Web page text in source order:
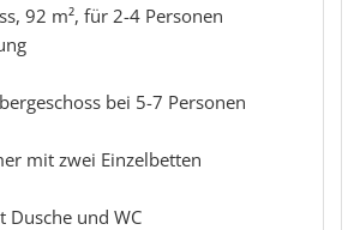
92 m², für 2-4 Personen
bei 5-7 Personen
mit zwei Einzelbetten
Dusche und WC